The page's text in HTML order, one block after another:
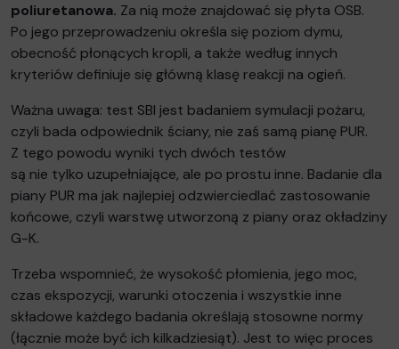
poliuretanowa. Za nią może znajdować się płyta OSB.
Po jego przeprowadzeniu określa się poziom dymu,
obecność płonących kropli, a także według innych
kryteriów definiuje się główną klasę reakcji na ogień.
Ważna uwaga: test SBI jest badaniem symulacji pożaru,
czyli bada odpowiednik ściany, nie zaś samą pianę PUR.
Z tego powodu wyniki tych dwóch testów
są nie tylko uzupełniające, ale po prostu inne. Badanie dla
piany PUR ma jak najlepiej odzwierciedlać zastosowanie
końcowe, czyli warstwę utworzoną z piany oraz okładziny
G-K.
Trzeba wspomnieć, że wysokość płomienia, jego moc,
czas ekspozycji, warunki otoczenia i wszystkie inne
składowe każdego badania określają stosowne normy
(łącznie może być ich kilkadziesiąt). Jest to więc proces